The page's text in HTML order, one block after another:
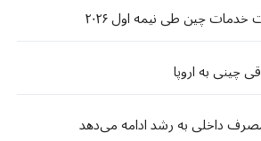
چینی به اروپا
داخلی به رشد ادامه می‌دهد